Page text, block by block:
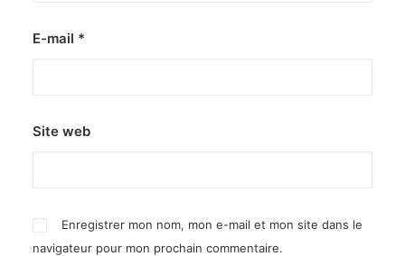
E-mail *
Site web
Enregistrer mon nom, mon e-mail et mon site dans le
navigateur pour mon prochain commentaire.